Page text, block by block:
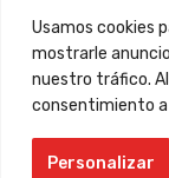
Usamos cookies
mostrarle
nuestro tráfico.
consentimiento a
Personalizar
Cambios y
Suscripción